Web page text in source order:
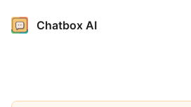
Chatbox AI